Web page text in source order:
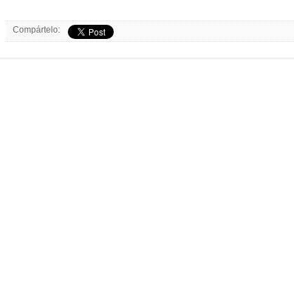
Compártelo: